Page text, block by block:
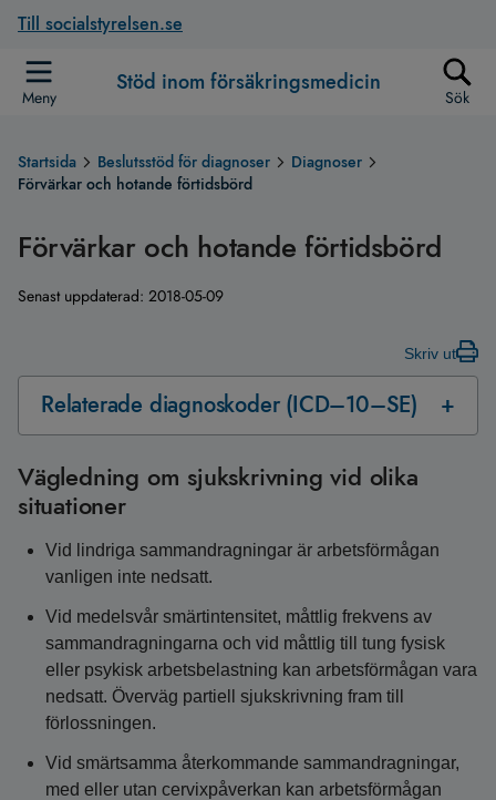
Till socialstyrelsen.se
Meny
Stöd inom försäkringsmedicin
Sök
Startsida Beslutsstöd för diagnoser
Diagnoser
Förvärkar och hotande förtidsbörd
Förvärkar och hotande förtidsbörd
Senast uppdaterad: 2018-05-09
Skriv ut
Relaterade diagnoskoder (ICD–10–SE)
Vägledning om sjukskrivning vid olika
situationer
Vid lindriga sammandragningar är arbetsförmågan
vanligen inte nedsatt.
Vid medelsvår smärtintensitet, måttlig frekvens av
sammandragningarna och vid måttlig till tung fysisk
eller psykisk arbetsbelastning kan arbetsförmågan vara
nedsatt. Överväg partiell sjukskrivning fram till
förlossningen.
Vid smärtsamma återkommande sammandragningar,
med eller utan cervixpåverkan kan arbetsförmågan